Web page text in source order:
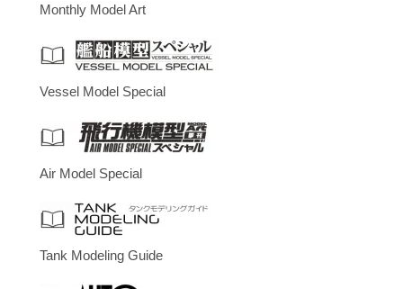
Monthly Model Art
Vessel Model Special
Air Model Special
Tank Modeling Guide